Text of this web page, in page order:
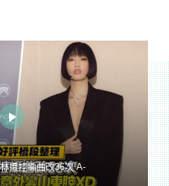
遭控編曲改36次 A-